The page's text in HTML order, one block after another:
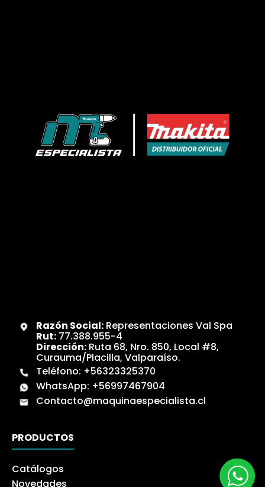
Razón Social:Representaciones Val Spa
Rut:77.388.955-4
Dirección:Ruta 68, Nro. 850, Local #8,
Curauma/Placilla, Valparaíso.
Teléfono: +56323325370
WhatsApp: +56997467904
Contacto@maquinaespecialista.cl
PRODUCTOS
Catálogos
Novedades